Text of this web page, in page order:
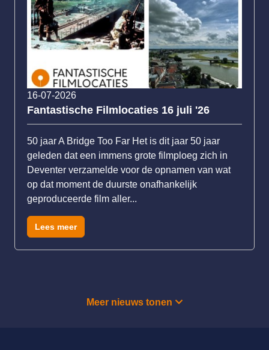
16-07-2026
Fantastische Filmlocaties 16 juli '26
50 jaar A Bridge Too Far Het is dit jaar 50 jaar
geleden dat een immens grote filmploeg zich in
Deventer verzamelde voor de opnamen van wat
op dat moment de duurste onafhankelijk
geproduceerde film aller...
Lees meer
Meer nieuws tonen